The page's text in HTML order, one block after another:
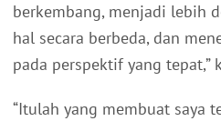
berkembang, menjadi lebih
hal secara berbeda, dan
pada perspektif yang tepat,”
“Itulah yang membuat saya